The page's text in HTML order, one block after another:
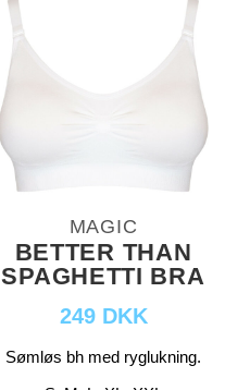
MAGIC
BETTER THAN
SPAGHETTI BRA
249 DKK
Sømløs bh med ryglukning.